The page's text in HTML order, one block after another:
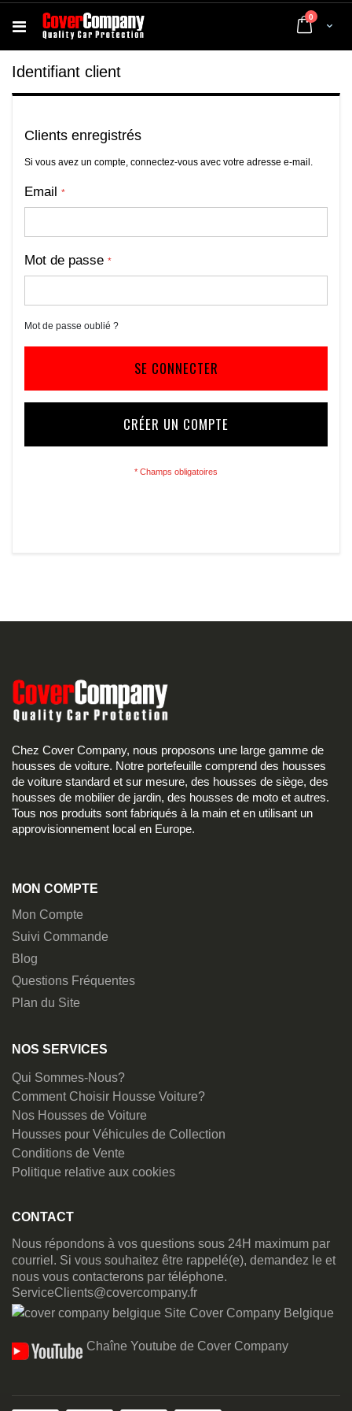
Cart
0 articles
Identifiant client
Clients enregistrés
Si vous avez un compte, connectez-vous avec votre adresse e-mail.
Email
Mot de passe
Mot de passe oublié ?
SE CONNECTER
CRÉER UN COMPTE
Chez Cover Company, nous proposons une large gamme de
housses de voiture. Notre portefeuille comprend des housses
de voiture standard et sur mesure, des housses de siège, des
housses de mobilier de jardin, des housses de moto et autres.
Tous nos produits sont fabriqués à la main et en utilisant un
approvisionnement local en Europe.
MON COMPTE
Mon Compte
Suivi Commande
Blog
Questions Fréquentes
Plan du Site
NOS SERVICES
Qui Sommes-Nous?
Comment Choisir Housse Voiture?
Nos Housses de Voiture
Housses pour Véhicules de Collection
Conditions de Vente
Politique relative aux cookies
CONTACT
Nous répondons à vos questions sous 24H maximum par
courriel. Si vous souhaitez être rappelé(e), demandez le et
nous vous contacterons par téléphone.
ServiceClients@covercompany.fr
Site Cover Company Belgique
Chaîne Youtube de Cover Company